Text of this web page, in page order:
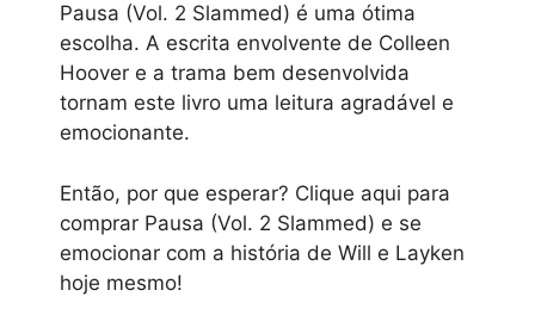
Pausa (Vol. 2 Slammed) é uma ótima
escolha. A escrita envolvente de Colleen
Hoover e a trama bem desenvolvida
tornam este livro uma leitura agradável e
emocionante.
Então, por que esperar? Clique aqui para
comprar Pausa (Vol. 2 Slammed) e se
emocionar com a história de Will e Layken
hoje mesmo!